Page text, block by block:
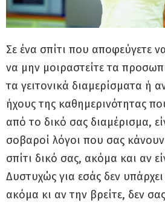
Σε ένα σπίτι που αποφεύγετε
να μην μοιραστείτε τα
τα γειτονικά διαμερίσματα ή
ήχους της καθημερινότητας
από το δικό σας διαμέρισμα,
σοβαροί λόγοι που σας
σπίτι δικό σας, ακόμα και αν
Δυστυχώς για εσάς δεν
ακόμα κι αν την βρείτε, δεν